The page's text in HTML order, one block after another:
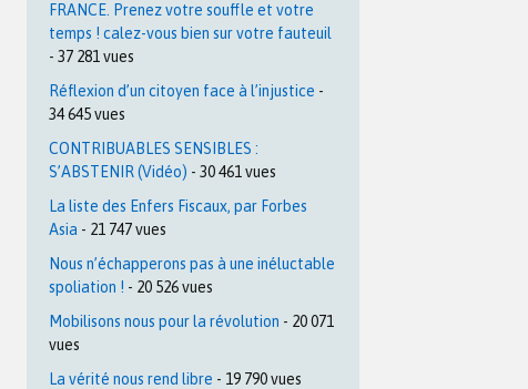
FRANCE. Prenez votre souffle et votre
temps ! calez-vous bien sur votre fauteuil
- 37 281 vues
Réflexion d’un citoyen face à l’injustice -
34 645 vues
CONTRIBUABLES SENSIBLES :
S’ABSTENIR (Vidéo) - 30 461 vues
La liste des Enfers Fiscaux, par Forbes
Asia - 21 747 vues
Nous n’échapperons pas à une inéluctable
spoliation ! - 20 526 vues
Mobilisons nous pour la révolution - 20 071
vues
La vérité nous rend libre - 19 790 vues